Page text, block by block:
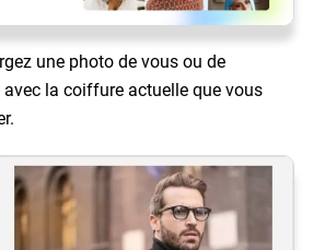
une photo de vous ou de
avec la coiffure actuelle que vous